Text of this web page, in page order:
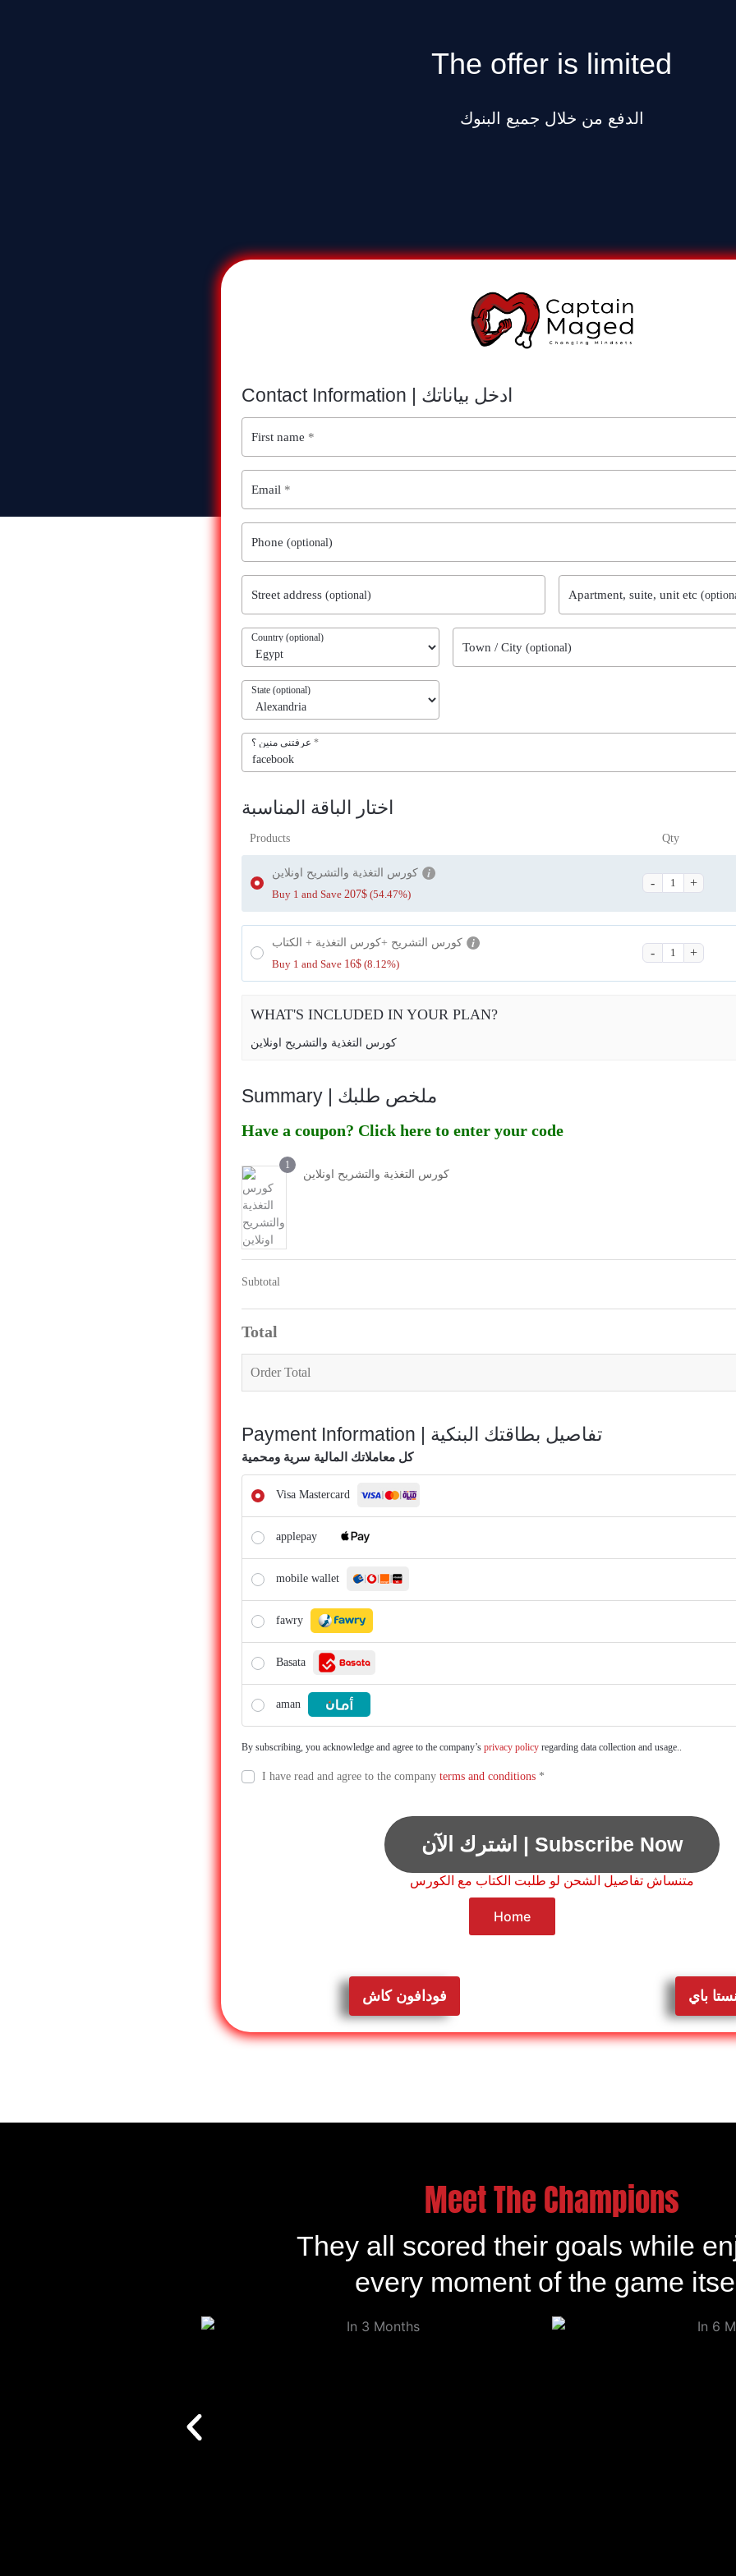
The offer is limited
الدفع من خلال جميع البنوك
Contact Information | ادخل بياناتك
First name *
Email *
Phone (optional)
Street address (optional) Apartment, suite, unit etc
Country (optional)
Town / City(optional)
State (optional)
*
اختار الباقة المناسبة
Products Qty
كورس التغذية والتشريح اونلاين
Buy 1 and Save 207$(54.47%)
كورس التشريح +كورس التغذية + الكتاب
Buy 1 and Save 16$(8.12%)
WHAT'S INCLUDED IN YOUR PLAN?
كورس التغذية والتشريح اونلاين
Summary | ملخص طلبك
Have a coupon? Click here to enter your code
1
كورس التغذية والتشريح اونلاين
Subtotal
Total
Order Total
Payment Information | تفاصيل بطاقتك البنكية
كل معاملاتك المالية سرية ومحمية
Visa Mastercard
applepay
mobile wallet
fawry
Basata
aman
By subscribing, you acknowledge and agree to the company’s privacy policyregarding data collection and usage..
I have read and agree to the company terms and conditions *
اشترك الآن | Subscribe Now
متنساش تفاصيل الشحن لو طلبت الكتاب مع الكورس
Home
فودافون كاش باي
Meet The Champions
They all scored their goals while
every moment of the game